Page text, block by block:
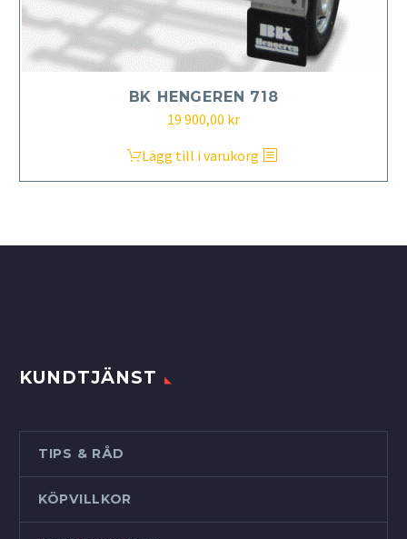
BK HENGEREN 718
Det
priset
var:
19 900,00 krDet
priset
är:
Lägg till i varukorg
KUNDTJÄNST
TIPS & RÅD
KÖPVILLKOR